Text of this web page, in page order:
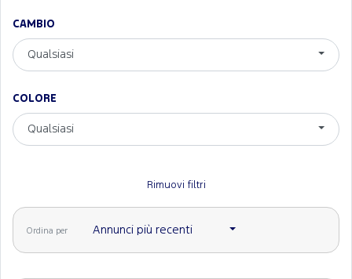
CAMBIO
Qualsiasi
COLORE
Qualsiasi
Rimuovi filtri
Ordina per Annunci più recenti